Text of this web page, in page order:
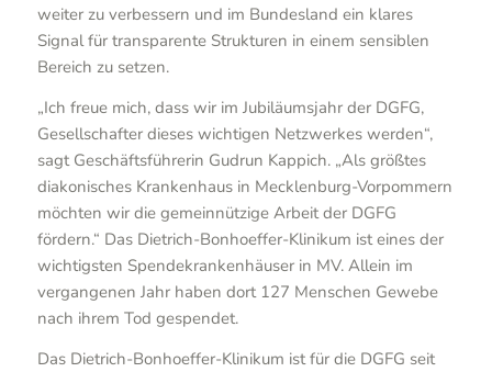
weiter zu verbessern und im Bundesland ein klares
Signal für transparente Strukturen in einem sensiblen
Bereich zu setzen.
„Ich freue mich, dass wir im Jubiläumsjahr der DGFG,
Gesellschafter dieses wichtigen Netzwerkes werden“,
sagt Geschäftsführerin Gudrun Kappich. „Als größtes
diakonisches Krankenhaus in Mecklenburg-Vorpommern
möchten wir die gemeinnützige Arbeit der DGFG
fördern.“ Das Dietrich-Bonhoeffer-Klinikum ist eines der
wichtigsten Spendekrankenhäuser in MV. Allein im
vergangenen Jahr haben dort 127 Menschen Gewebe
nach ihrem Tod gespendet.
Das Dietrich-Bonhoeffer-Klinikum ist für die DGFG seit